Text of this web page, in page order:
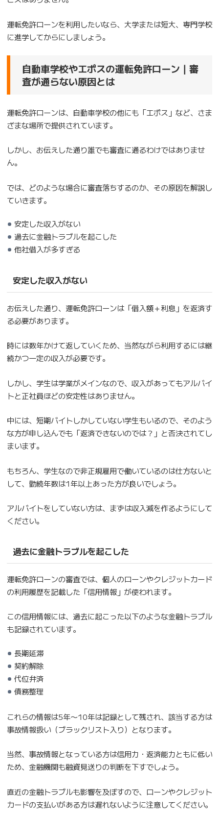
運転免許ローンを利用したいなら、大学または短大、専門学校
に進学してからにしましょう。
自動車学校やエポスの運転免許ローン｜審
査が通らない原因とは
運転免許ローンは、自動車学校の他にも「エポス」など、さま
ざまな場所で提供されています。
しかし、お伝えした通り誰でも審査に通るわけではありませ
ん。
では、どのような場合に審査落ちするのか、その原因を解説し
ていきます。
安定した収入がない
過去に金融トラブルを起こした
他社借入が多すぎる
安定した収入がない
お伝えした通り、運転免許ローンは「借入額＋利息」を返済す
る必要があります。
時には数年かけて返していくため、当然ながら利用するには継
続かつ一定の収入が必要です。
しかし、学生は学業がメインなので、収入があってもアルバイ
トと正社員ほどの安定性はありません。
中には、短期バイトしかしていない学生もいるので、そのよう
な方が申し込んでも「返済できないのでは？」と否決されてし
まいます。
もちろん、学生なので非正規雇用で働いているのは仕方ないと
して、勤続年数は1年以上あった方が良いでしょう。
アルバイトをしていない方は、まずは収入減を作るようにして
ください。
過去に金融トラブルを起こした
運転免許ローンの審査では、個人のローンやクレジットカード
の利用履歴を記載した「信用情報」が使われます。
この信用情報には、過去に起こった以下のような金融トラブル
も記録されています。
長期延滞
契約解除
代位弁済
債務整理
これらの情報は5年〜10年は記録として残され、該当する方は
事故情報扱い（ブラックリスト入り）となります。
当然、事故情報となっている方は信用力・返済能力ともに低い
ため、金融機関も融資見送りの判断を下すでしょう。
直近の金融トラブルも影響を及ぼすので、ローンやクレジット
カードの支払いがある方は遅れないように注意してください。